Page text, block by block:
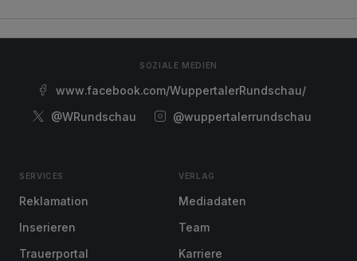
SOZIALE MEDIEN
www.facebook.com/WuppertalerRundschau/
@WRundschau
@wuppertalerrundschau
SERVICES
Reklamation
Inserieren
Trauerportal
VERLAG
Mediadaten
Team
Karriere